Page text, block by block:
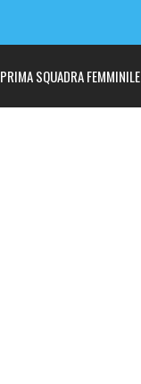
PRIMA SQUADRA FEMMINILE